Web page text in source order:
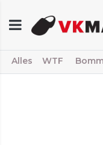
Alles WTF